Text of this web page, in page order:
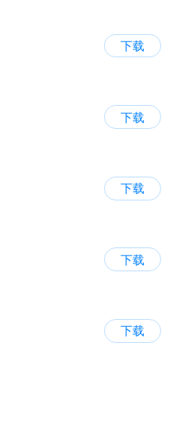
下载
下载
下载
下载
下载